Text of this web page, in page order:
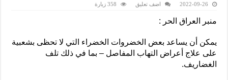
2022-09-26 اضف تعليق 358 زيارة
منبر العراق الحر :
يمكن أن يساعد بعض الخضروات الخضراء التي لا تحظى بشعبية
على علاج أعراض التهاب المفاصل – بما في ذلك تلف
الغضاريف.